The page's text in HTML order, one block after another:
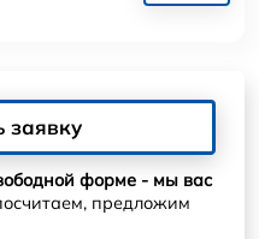
заявку
форме - мы вас
предложим